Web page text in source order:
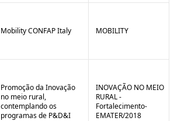
Mobility CONFAP Italy MOBILITY
Promoção da Inovação
no meio rural,
contemplando os
programas de P&D&I
INOVAÇÃO NO MEIO
RURAL -
Fortalecimento-
EMATER/2018